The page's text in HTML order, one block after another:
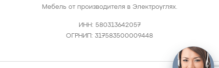
Мебель от производителя в Электроуглях.
ИНН: 580313642057
ОГРНИП: 317583500009448